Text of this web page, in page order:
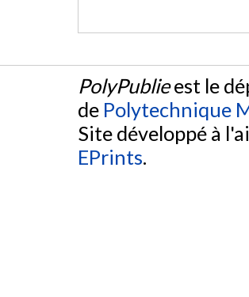
PolyPublieest le
de Polytechnique
Site développé à
EPrints.